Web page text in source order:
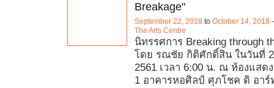
Breakage"
September 22, 2018 to October 14, 2018
The Arts Centre
นิทรรศการ Breaking through
โดย รณชัย กิติศักดิ์สิน ในวันที่
2561 เวลา 6:00 น. ณ ห้องแสด
1 อาคารหอศิลป์ ศุภโชค ดิ อาร์